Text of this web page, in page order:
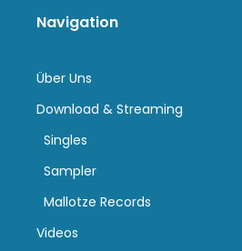
Navigation
Über Uns
Download & Streaming
Singles
Sampler
Mallotze Records
Videos